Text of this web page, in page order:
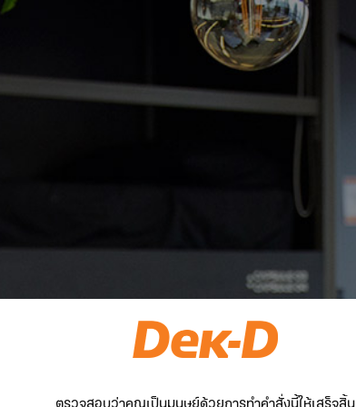
ตรวจสอบว่าคุณเป็นมนุษย์ด้วยการทำคำสั่งนี้ให้เสร็จสิ้น